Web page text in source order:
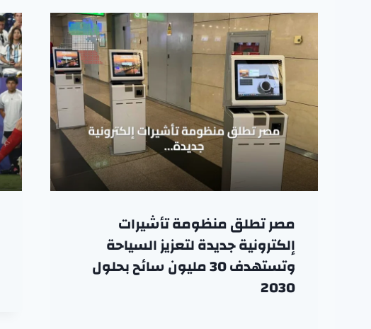
مصر تطلق منظومة تأشيرات
إلكترونية جديدة لتعزيز السياحة
وتستهدف 30 مليون سائح بحلول
2030